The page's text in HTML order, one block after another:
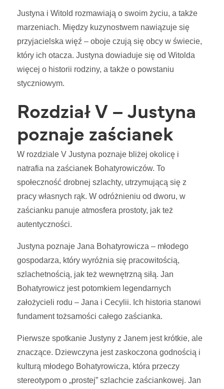
Justyna i Witold rozmawiają o swoim życiu, a także
marzeniach. Między kuzynostwem nawiązuje się
przyjacielska więź – oboje czują się obcy w świecie,
który ich otacza. Justyna dowiaduje się od Witolda
więcej o historii rodziny, a także o powstaniu
styczniowym.
Rozdział V – Justyna
poznaje zaścianek
W rozdziale V Justyna poznaje bliżej okolicę i
natrafia na zaścianek Bohatyrowiczów. To
społeczność drobnej szlachty, utrzymującą się z
pracy własnych rąk. W odróżnieniu od dworu, w
zaścianku panuje atmosfera prostoty, jak też
autentyczności.
Justyna poznaje Jana Bohatyrowicza – młodego
gospodarza, który wyróżnia się pracowitością,
szlachetnością, jak też wewnętrzną siłą. Jan
Bohatyrowicz jest potomkiem legendarnych
założycieli rodu – Jana i Cecylii. Ich historia stanowi
fundament tożsamości całego zaścianka.
Pierwsze spotkanie Justyny z Janem jest krótkie, ale
znaczące. Dziewczyna jest zaskoczona godnością i
kulturą młodego Bohatyrowicza, która przeczy
stereotypom o „prostej” szlachcie zaściankowej. Jan